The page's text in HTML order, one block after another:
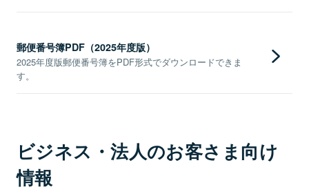
郵便番号簿PDF（2025年度版）
2025年度版郵便番号簿をPDF形式でダウンロードできま
す。
ビジネス・法人のお客さま向け
情報